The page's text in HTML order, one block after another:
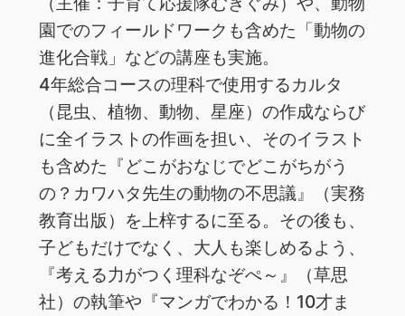
園でのフィールドワークも含めた「動物の
進化合戦」などの講座も実施。
4年総合コースの理科で使用するカルタ
（昆虫、植物、動物、星座）の作成ならび
に全イラストの作画を担い、そのイラスト
も含めた『どこがおなじでどこがちがう
の？カワハタ先生の動物の不思議』（実務
教育出版）を上梓するに至る。その後も、
子どもだけでなく、大人も楽しめるよう、
『考える力がつく理科なぞぺ～』（草思
社）の執筆や『マンガでわかる！10才ま